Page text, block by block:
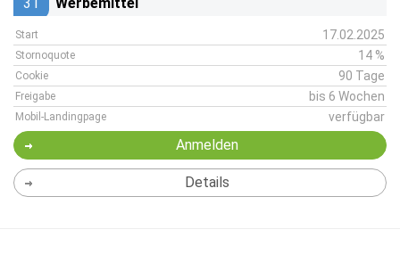
Start 17.02.2025
Stornoquote 14 %
Cookie 90 Tage
Freigabe bis 6 Wochen
Mobil-Landingpage verfügbar
Anmelden
Details